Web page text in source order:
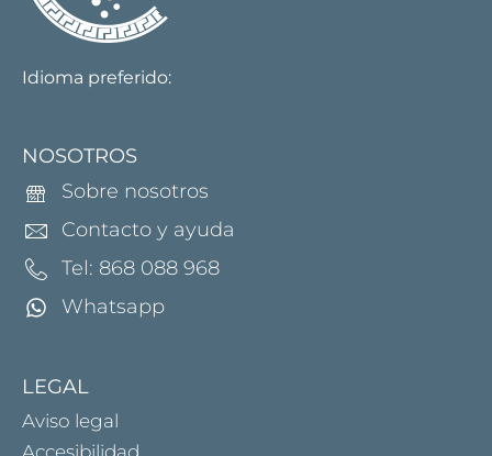
Idioma preferido:
NOSOTROS
Sobre nosotros
Contacto y ayuda
Tel: 868 088 968
Whatsapp
LEGAL
Aviso legal